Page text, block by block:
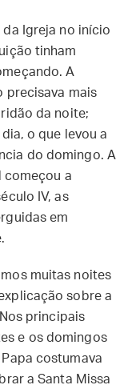
Igreja no início
tinham
A
precisava mais
da noite;
o que levou a
do domingo. A
começou a
IV, as
em
muitas noites
sobre a
principais
e os domingos
Papa costumava
a Santa Missa